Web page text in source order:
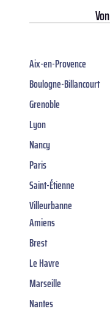
Von
Aix-en-Provence
Boulogne-Billancourt
Grenoble
Lyon
Nancy
Paris
Saint-Étienne
Villeurbanne
Amiens
Brest
Le Havre
Marseille
Nantes